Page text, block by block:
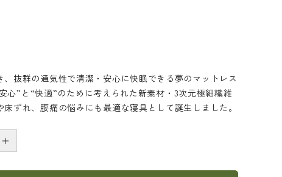
、抜群の通気性で清潔・安心に快眠できる夢のマットレス
心”と“快適”のために考えられた新素材・3次元極細繊維
ずれ、腰痛の悩みにも最適な寝具として誕生しました。
＋